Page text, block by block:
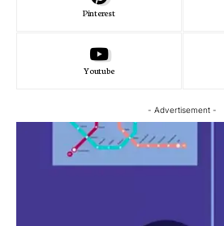
Pinterest
Youtube
- Advertisement -